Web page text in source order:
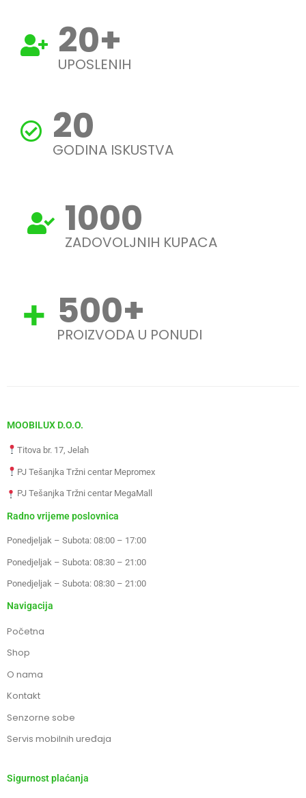
20+
UPOSLENIH
20
GODINA ISKUSTVA
1000
ZADOVOLJNIH KUPACA
500+
PROIZVODA U PONUDI
MOOBILUX D.O.O.
Titova br. 17, Jelah
PJ Tešanjka Tržni centar Mepromex
PJ Tešanjka Tržni centar MegaMall
Radno vrijeme poslovnica
Ponedjeljak – Subota: 08:00 – 17:00
Ponedjeljak – Subota: 08:30 – 21:00
Ponedjeljak – Subota: 08:30 – 21:00
Navigacija
Početna
Shop
O nama
Kontakt
Senzorne sobe
Servis mobilnih uređaja
Sigurnost plaćanja